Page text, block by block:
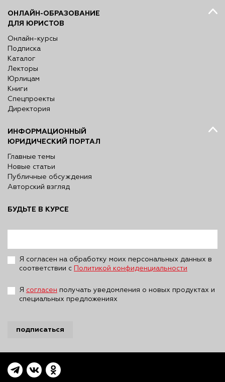
ОНЛАЙН-ОБРАЗОВАНИЕ
ДЛЯ ЮРИСТОВ
Онлайн-курсы
Подписка
Каталог
Лекторы
Юрлицам
Книги
Спецпроекты
Директория
ИНФОРМАЦИОННЫЙ
ЮРИДИЧЕСКИЙ ПОРТАЛ
Главные темы
Новые статьи
Публичные обсуждения
Авторский взгляд
БУДЬТЕ В КУРСЕ
Я согласен на обработку моих персональных данных в
соответствии с
Политикой конфиденциальности
Я согласен получать уведомления о новых продуктах и
специальных предложениях
подписаться